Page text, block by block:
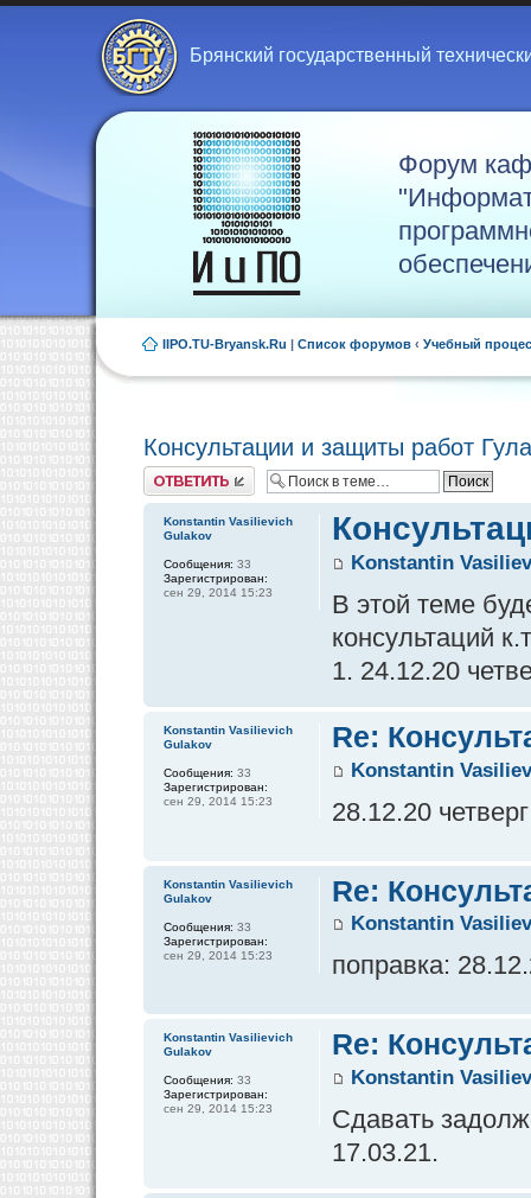
Брянский государственный
Форум
IIPO.TU-Bryansk.Ru | Список форумов ‹ Учебный
Консультации и защиты работ
Ответить
Konstantin
В этой теме
консультаций
1. 24.12.20
Konstantin Vasilievich
Gulakov
Сообщения: 33
Зарегистрирован:
сен 29, 2014 15:23
Re:
Konstantin
28.12.20
Konstantin Vasilievich
Gulakov
Сообщения: 33
Зарегистрирован:
сен 29, 2014 15:23
Re:
Konstantin
поправка:
Konstantin Vasilievich
Gulakov
Сообщения: 33
Зарегистрирован:
сен 29, 2014 15:23
Re:
Konstantin
Сдавать
17.03.21.
Konstantin Vasilievich
Gulakov
Сообщения: 33
Зарегистрирован:
сен 29, 2014 15:23